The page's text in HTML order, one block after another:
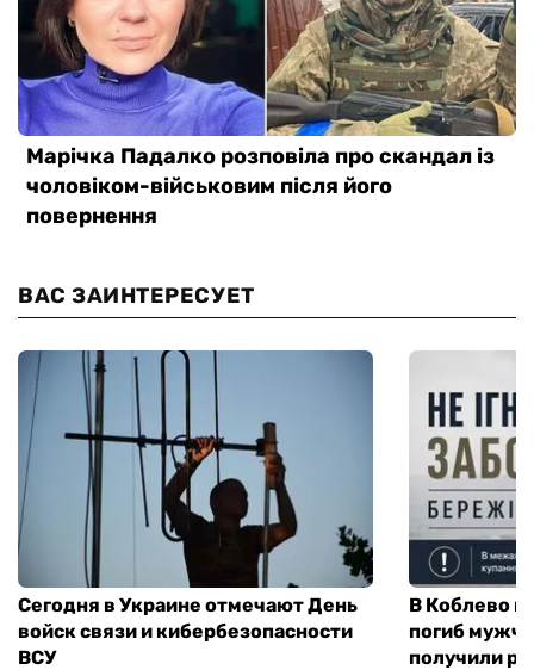
ВАС ЗАИНТЕРЕСУЕТ
Сегодня в Украине отмечают День
войск связи и кибербезопасности
ВСУ
В Коблево
погиб
получили